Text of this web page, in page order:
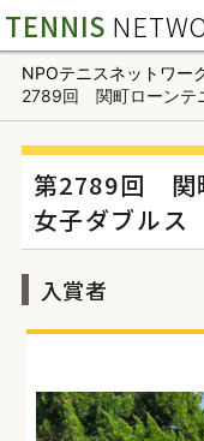
TENNIS
NPOテニスネットワー
2789回 関町ローン
第2789回 関
女子ダブル
入賞者